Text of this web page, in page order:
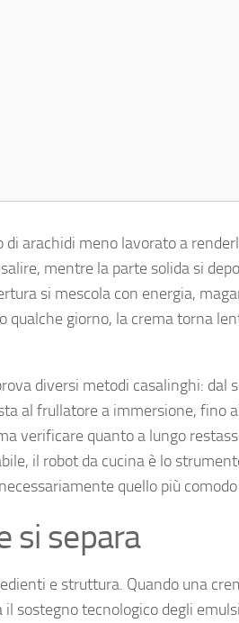
arachidi meno lavorato a
mentre la parte solida si
si mescola con energia,
qualche giorno, la crema torna
diversi metodi casalinghi: dal
al frullatore a immersione, fino
verificare quanto a lungo
il robot da cucina è lo
quello più
si separa
e struttura. Quando una
sostegno tecnologico degli